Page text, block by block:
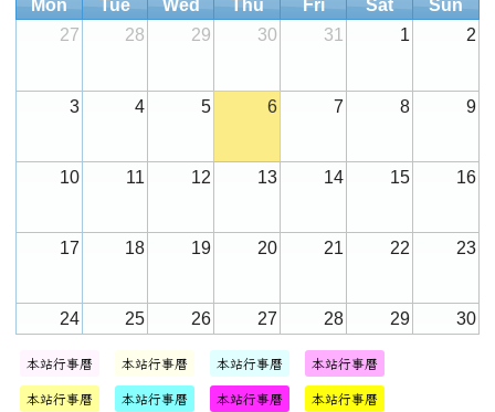
Mon Tue Wed Thu Fri Sat
Sun
27
28 29 30 31 1 2
3 4 5 6 7 8 9
10 11 12 13 14 15 16
17 18 19 20 21 22 23
24 25 26 27 28 29 30
31 1 2 3 4
本站行事曆 本站行事曆 本站行事曆 本站行事曆
本站行事曆 本站行事曆 本站行事曆 本站行事曆